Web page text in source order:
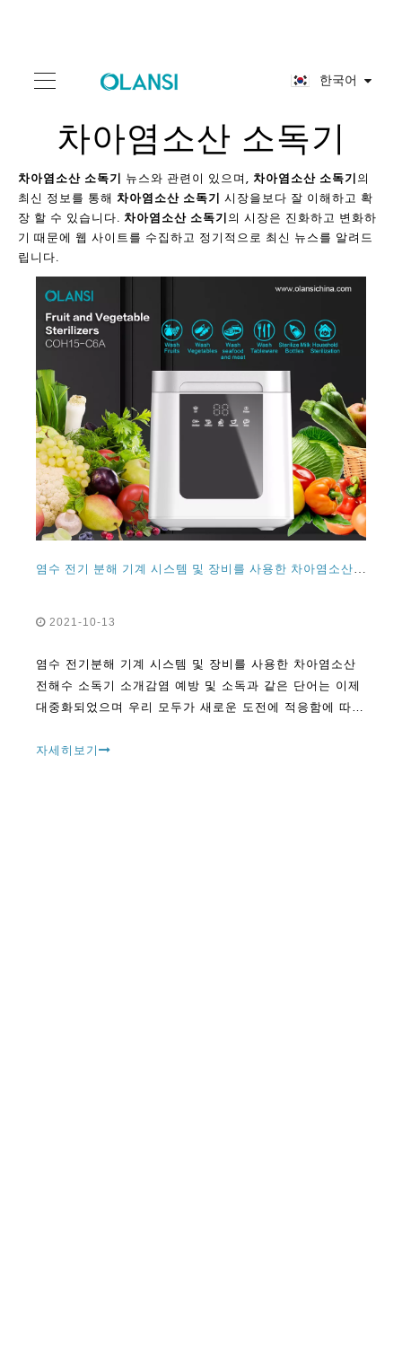
한국어
차아염소산 소독기
차아염소산 소독기 뉴스와 관련이 있으며, 차아염소산 소독기의
최신 정보를 통해 차아염소산 소독기 시장을보다 잘 이해하고 확
장 할 수 있습니다. 차아염소산 소독기의 시장은 진화하고 변화하
기 때문에 웹 사이트를 수집하고 정기적으로 최신 뉴스를 알려드
립니다.
염수 전기 분해 기계 시스템 및 장비를 사용한 차아염소산 전해수 소독제 기계 작업 소개
2021-10-13
염수 전기분해 기계 시스템 및 장비를 사용한 차아염소산
전해수 소독기 소개감염 예방 및 소독과 같은 단어는 이제
대중화되었으며 우리 모두가 새로운 도전에 적응함에 따라
자세히보기